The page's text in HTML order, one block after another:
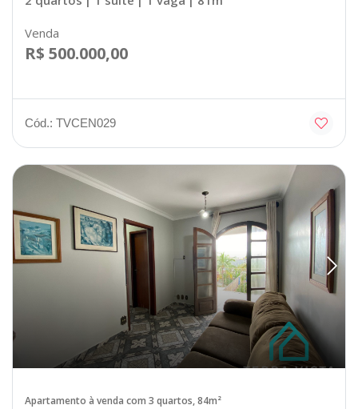
Venda
R$ 500.000,00
Cód.: TVCEN029
Apartamento à venda com 3 quartos, 84m²